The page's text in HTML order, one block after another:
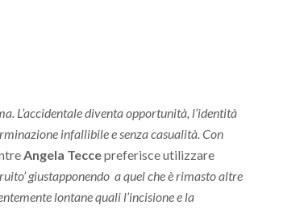
L’accidentale diventa opportunità, l’identità
infallibile e senza casualità. Con
Angela Teccepreferisce utilizzare
giustapponendo a quel che è rimasto altre
lontane quali l’incisione e la